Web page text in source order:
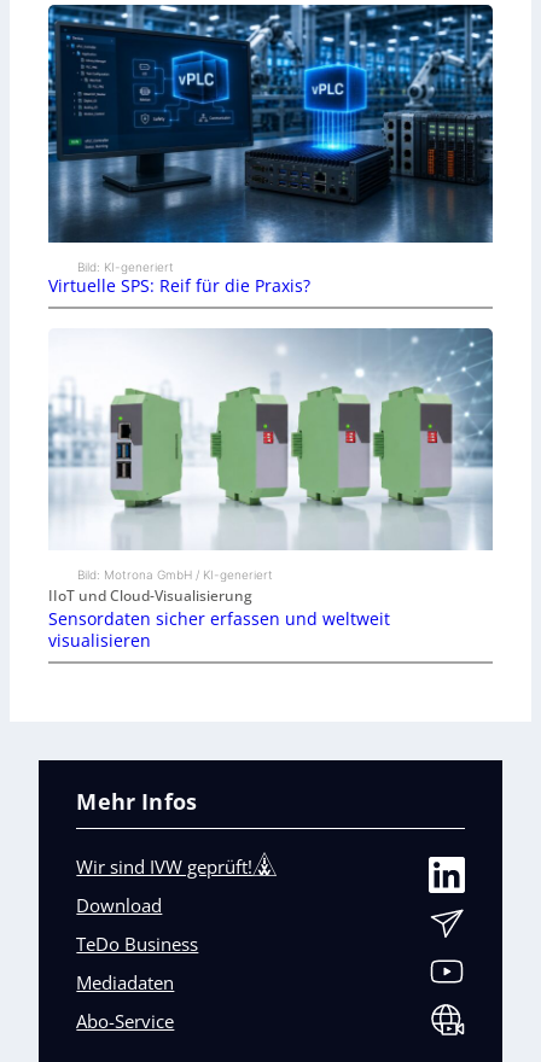
Bild: KI-generiert
Virtuelle SPS: Reif für die Praxis?
Bild: Motrona GmbH / KI-generiert
IIoT und Cloud-Visualisierung
Sensordaten sicher erfassen und weltweit
visualisieren
Mehr Infos
Wir sind IVW geprüft!
Download
TeDo Business
Mediadaten
Abo-Service